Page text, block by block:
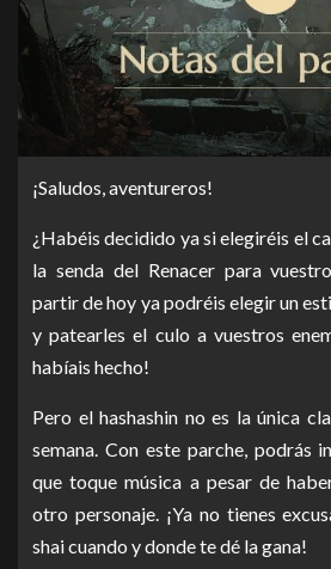
¡Saludos, aventureros!
¿Habéis decidido ya si elegiréis el
la senda del Renacer para
partir de hoy ya podréis elegir un
y patearles el culo a vuestros
habíais hecho!
Pero el hashashin no es la única
semana. Con este parche, podrás
que toque música a pesar de
otro personaje. ¡Ya no tienes
shai cuando y donde te dé la gana!